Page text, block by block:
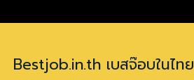
Bestjob.in.th เบสจ๊อบในไทย